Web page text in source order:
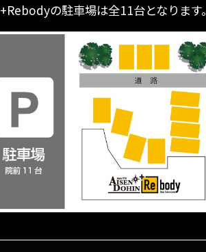
+Rebodyの駐車場は全11台となります。